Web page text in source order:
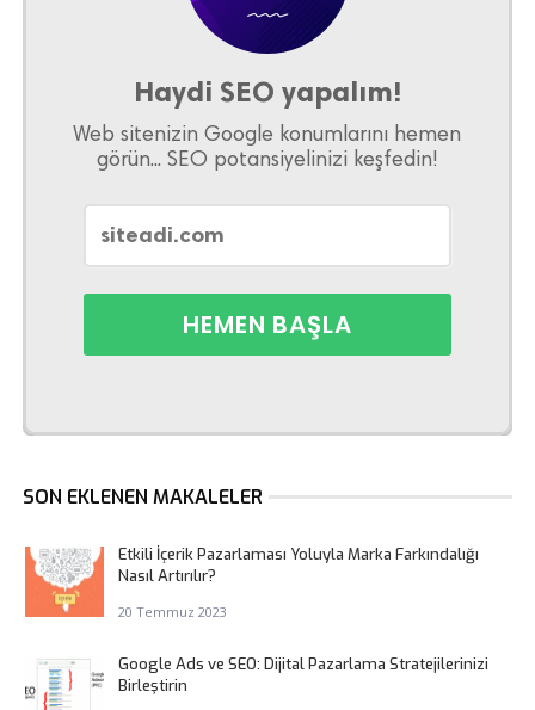
Haydi SEO yapalım!
Web sitenizin Google konumlarını hemen
görün... SEO potansiyelinizi keşfedin!
SON EKLENEN MAKALELER
Etkili İçerik Pazarlaması Yoluyla Marka Farkındalığı
Nasıl Artırılır?
20 Temmuz 2023
Google Ads ve SEO: Dijital Pazarlama Stratejilerinizi
Birleştirin